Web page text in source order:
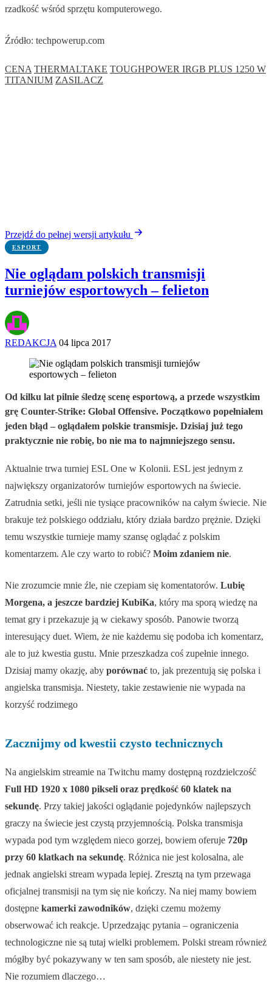
rzadkość wśród sprzętu komputerowego.
Źródło: techpowerup.com
CENA THERMALTAKE TOUGHPOWER IRGB PLUS 1250 W
TITANIUM ZASILACZ
Przejdź do pełnej wersji artykułu
ESPORT
Nie oglądam polskich transmisji
turniejów esportowych – felieton
REDAKCJA 04 lipca 2017
Od kilku lat pilnie śledzę scenę esportową, a przede wszystkim
grę Counter-Strike: Global Offensive. Początkowo popełniałem
jeden błąd – oglądałem polskie transmisje. Dzisiaj już tego
praktycznie nie robię, bo nie ma to najmniejszego sensu.
Aktualnie trwa turniej ESL One w Kolonii. ESL jest jednym z
największy organizatorów turniejów esportowych na świecie.
Zatrudnia setki, jeśli nie tysiące pracowników na całym świecie. Nie
brakuje też polskiego oddziału, który działa bardzo prężnie. Dzięki
temu wszystkie turnieje mamy szansę oglądać z polskim
komentarzem. Ale czy warto to robić? Moim zdaniem nie.
Nie zrozumcie mnie źle, nie czepiam się komentatorów. Lubię
Morgena, a jeszcze bardziej KubiKa, który ma sporą wiedzę na
temat gry i przekazuje ją w ciekawy sposób. Panowie tworzą
interesujący duet. Wiem, że nie każdemu się podoba ich komentarz,
ale to już kwestia gustu. Mnie przeszkadza coś zupełnie innego.
Dzisiaj mamy okazję, aby porównać to, jak prezentują się polska i
angielska transmisja. Niestety, takie zestawienie nie wypada na
korzyść rodzimego
Zacznijmy od kwestii czysto technicznych
Na angielskim streamie na Twitchu mamy dostępną rozdzielczość
Full HD 1920 x 1080 pikseli oraz prędkość 60 klatek na
sekundę. Przy takiej jakości oglądanie pojedynków najlepszych
graczy na świecie jest czystą przyjemnością. Polska transmisja
wypada pod tym względem nieco gorzej, bowiem oferuje 720p
przy 60 klatkach na sekundę. Różnica nie jest kolosalna, ale
jednak angielski stream wypada lepiej. Zresztą na tym przewaga
oficjalnej transmisji na tym się nie kończy. Na niej mamy bowiem
dostępne kamerki zawodników, dzięki czemu możemy
obserwować ich reakcje. Uprzedzając pytania – ograniczenia
technologiczne nie są tutaj wielki problemem. Polski stream również
mógłby być pokazywany w ten sam sposób, ale niestety nie jest.
Nie rozumiem dlaczego…